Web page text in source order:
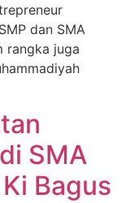
dan SMA
rangka juga
SMA
Bagus